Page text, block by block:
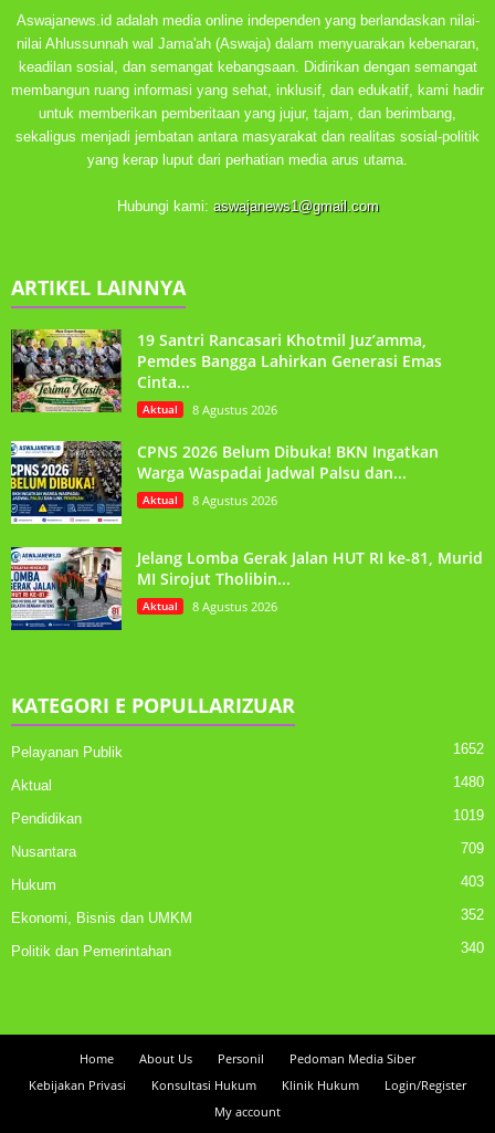
Aswajanews.id adalah media online independen yang berlandaskan nilai-
nilai Ahlussunnah wal Jama'ah (Aswaja) dalam menyuarakan kebenaran,
keadilan sosial, dan semangat kebangsaan. Didirikan dengan semangat
membangun ruang informasi yang sehat, inklusif, dan edukatif, kami hadir
untuk memberikan pemberitaan yang jujur, tajam, dan berimbang,
sekaligus menjadi jembatan antara masyarakat dan realitas sosial-politik
yang kerap luput dari perhatian media arus utama.
Hubungi kami: aswajanews1@gmail.com
ARTIKEL LAINNYA
19 Santri Rancasari Khotmil Juz’amma,
Pemdes Bangga Lahirkan Generasi Emas
Cinta...
Aktual 8 Agustus 2026
CPNS 2026 Belum Dibuka! BKN Ingatkan
Warga Waspadai Jadwal Palsu dan...
Aktual 8 Agustus 2026
Jelang Lomba Gerak Jalan HUT RI ke-81, Murid
MI Sirojut Tholibin...
Aktual 8 Agustus 2026
KATEGORI E POPULLARIZUAR
Pelayanan Publik 1652
Aktual 1480
Pendidikan 1019
Nusantara 709
Hukum 403
Ekonomi, Bisnis dan UMKM 352
Politik dan Pemerintahan 340
Home About Us Personil
Pedoman Media Siber
Kebijakan Privasi
Konsultasi Hukum Klinik Hukum
Login/Register
My account